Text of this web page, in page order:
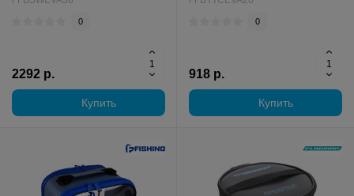
0
2292 р.
Купить
0
918 р.
Купить